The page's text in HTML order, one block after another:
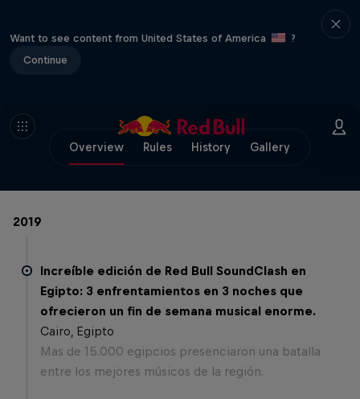
Want to see content from United States of America
?
Continue
Overview Rules History Gallery
2019
Increíble edición de Red Bull SoundClash en
Egipto: 3 enfrentamientos en 3 noches que
ofrecieron un fin de semana musical enorme.
Cairo, Egipto
Mas de 15.000 egipcios presenciaron una batalla
entre los mejores músicos de la región.